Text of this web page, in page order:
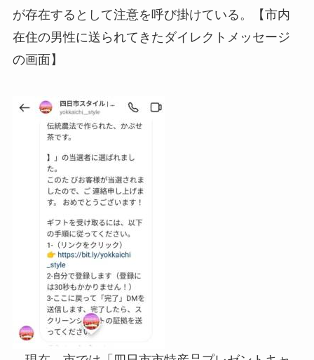
が存在するとして注意を呼び掛けている。【市内
在住の男性に送られてきたダイレクトメッセージ
の画面】